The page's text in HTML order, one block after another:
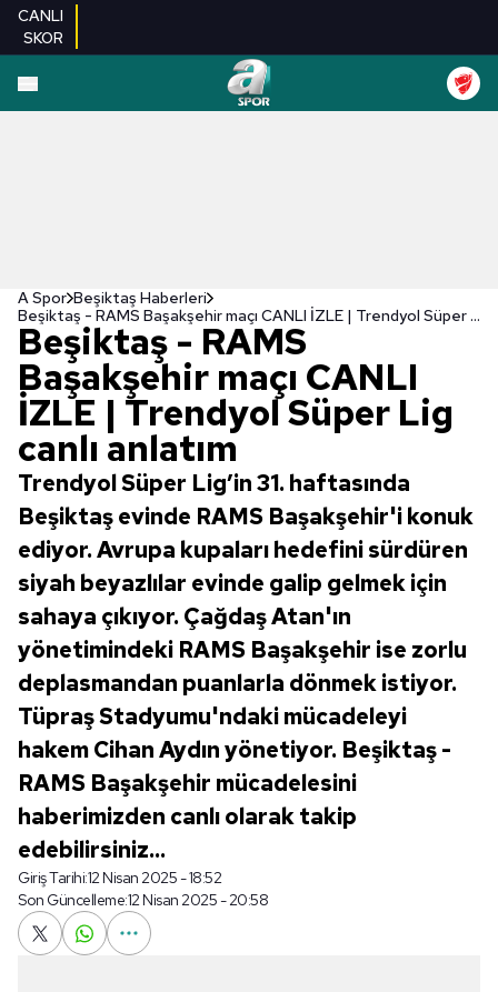
CANLI
SKOR
A Spor Beşiktaş Haberleri
Beşiktaş - RAMS Başakşehir maçı CANLI İZLE | Trendyol Süper Lig canlı anlatım
Beşiktaş - RAMS
Başakşehir maçı CANLI
İZLE | Trendyol Süper Lig
canlı anlatım
Trendyol Süper Lig’in 31. haftasında
Beşiktaş evinde RAMS Başakşehir'i konuk
ediyor. Avrupa kupaları hedefini sürdüren
siyah beyazlılar evinde galip gelmek için
sahaya çıkıyor. Çağdaş Atan'ın
yönetimindeki RAMS Başakşehir ise zorlu
deplasmandan puanlarla dönmek istiyor.
Tüpraş Stadyumu'ndaki mücadeleyi
hakem Cihan Aydın yönetiyor. Beşiktaş -
RAMS Başakşehir mücadelesini
haberimizden canlı olarak takip
edebilirsiniz...
Giriş Tarihi:12 Nisan 2025 - 18:52
Son Güncelleme:12 Nisan 2025 - 20:58